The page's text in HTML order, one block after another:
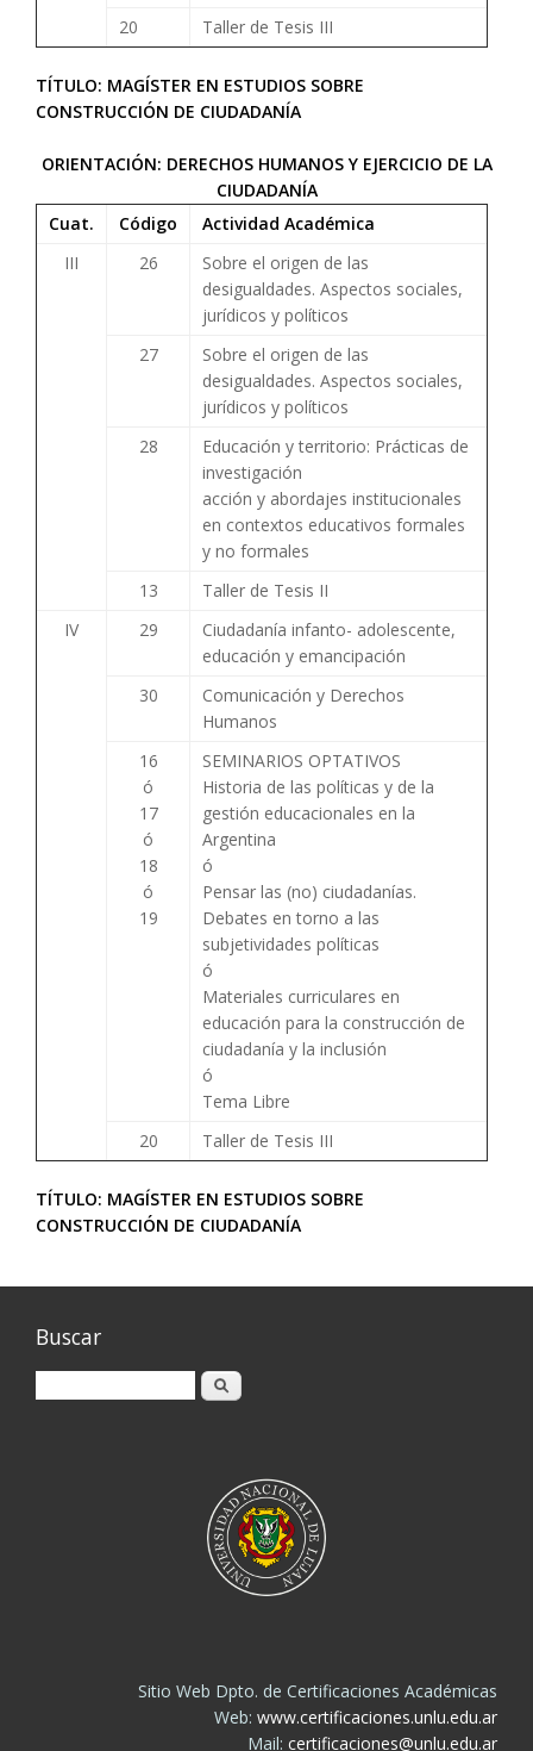
20
Taller de Tesis III
TÍTULO: MAGÍSTER EN ESTUDIOS SOBRE
CONSTRUCCIÓN DE CIUDADANÍA
ORIENTACIÓN: DERECHOS HUMANOS Y EJERCICIO DE LA
CIUDADANÍA
Cuat.
Código
Actividad Académica
III
26
Sobre el origen de las
desigualdades. Aspectos sociales,
jurídicos y políticos
27
Sobre el origen de las
desigualdades. Aspectos sociales,
jurídicos y políticos
28
Educación y territorio: Prácticas de
investigación
acción y abordajes institucionales
en contextos educativos formales
y no formales
13
Taller de Tesis II
IV
29
Ciudadanía infanto- adolescente,
educación y emancipación
30
Comunicación y Derechos
Humanos
16
ó
17
ó
18
ó
19
SEMINARIOS OPTATIVOS
Historia de las políticas y de la
gestión educacionales en la
Argentina
ó
Pensar las (no) ciudadanías.
Debates en torno a las
subjetividades políticas
ó
Materiales curriculares en
educación para la construcción de
ciudadanía y la inclusión
ó
Tema Libre
20
Taller de Tesis III
TÍTULO: MAGÍSTER EN ESTUDIOS SOBRE
CONSTRUCCIÓN DE CIUDADANÍA
Buscar
Buscar
Sitio Web Dpto. de Certificaciones Académicas
Web: www.certificaciones.unlu.edu.ar
Mail: certificaciones@unlu.edu.ar